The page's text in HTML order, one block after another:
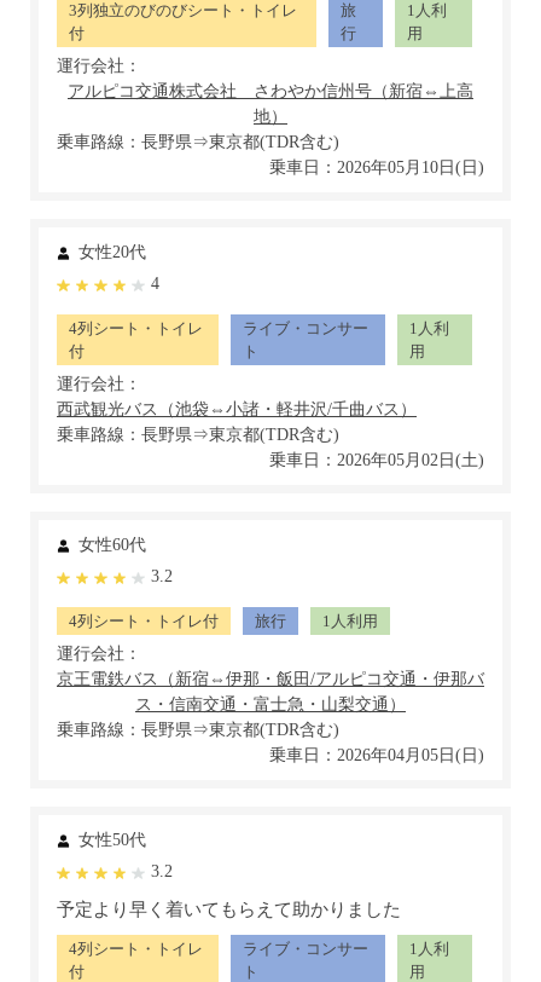
3列独立のびのびシート・トイレ
付
旅
行
1人利
用
運行会社：
乗車路線：長野県⇒東京都(TDR含む)
乗車日：2026年05月10日(日)
女性20代
4
4列シート・トイレ
付
ライブ・コンサー
ト
1人利
用
運行会社：
乗車路線：長野県⇒東京都(TDR含む)
乗車日：2026年05月02日(土)
女性60代
3.2
4列シート・トイレ付 旅行
1人利用
運行会社：
乗車路線：長野県⇒東京都(TDR含む)
乗車日：2026年04月05日(日)
女性50代
3.2
予定より早く着いてもらえて助かりました
4列シート・トイレ
付
ライブ・コンサー
ト
1人利
用